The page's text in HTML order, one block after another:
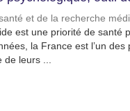
et de la recherche
est une priorité de santé
la France est l’un
leurs ...